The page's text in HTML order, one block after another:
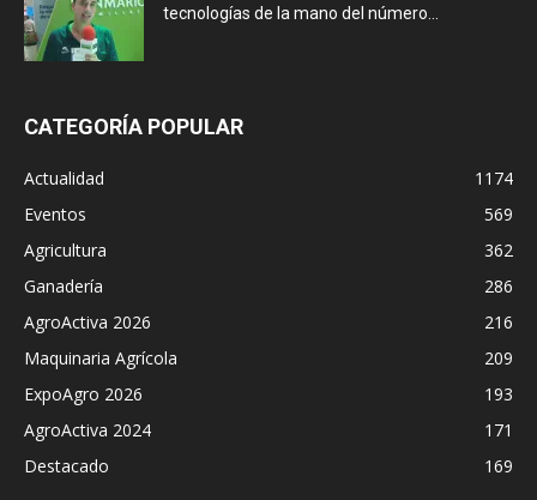
tecnologías de la mano del número...
CATEGORÍA POPULAR
Actualidad
1174
Eventos
569
Agricultura
362
Ganadería
286
AgroActiva 2026
216
Maquinaria Agrícola
209
ExpoAgro 2026
193
AgroActiva 2024
171
Destacado
169